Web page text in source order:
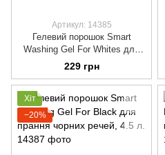
Артикул: 14385
Гелевий порошок Smart
Washing Gel For Whites для
прання білих речей, 4.5 л.
229 грн
Хіт
−20%